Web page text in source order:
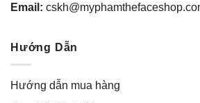
Email:
Hướng Dẫn
Hướng dẫn mua hàng